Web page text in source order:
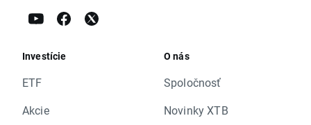
Investície
ETF
Akcie
O nás
Spoločnosť
Novinky XTB